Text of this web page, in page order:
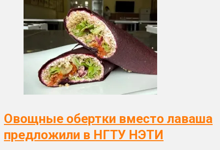
Овощные обертки вместо лаваша
предложили в НГТУ НЭТИ